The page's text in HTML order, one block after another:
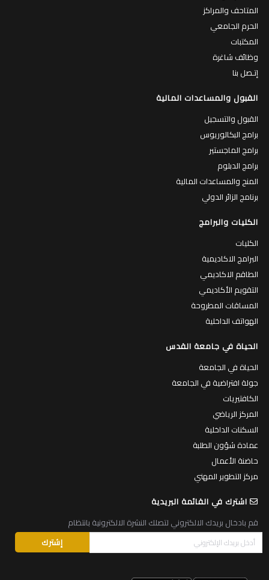
المتاحف والمراكز
الحرم الجامعي
المكتبات
وظائف شاغرة
إتـصل بنا
القبول والمساعدات المالية
القبول والتسجيل
برامج البكالوريوس
برامج الماجستير
برامج الدبلوم
المنح والمساعدات المالية
برنامج الزائر الدولي
الكليات والبرامج
الكليات
البرامج الاكاديمية
الطاقم الاكاديمي
التقويم الأكاديمي
المساقات المطروحة
الهواتف الداخلية
الحياة في جامعة القدس
الحياة في الجامعة
جولة افتراضية في الجامعة
الكافتيريات
المركز الرياضي
السكنات الداخلية
عمادة شؤون الطلبة
حاضنة الأعمال
مركز التطوير المهني
اشترك في القائمة البريدية
قم بادخال بريدك الالكتروني لتصلك النشرة الالكترونية بانتظام